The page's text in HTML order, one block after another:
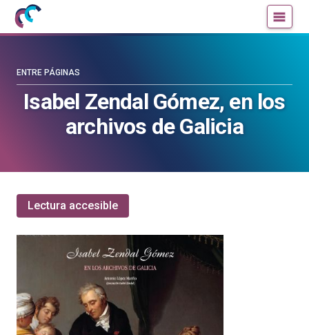
Mujeres
con
la
blog
la
Isabel Zendal Gómez, en los
archivos de Galicia
ENTRE PÁGINAS
Lectura accesible